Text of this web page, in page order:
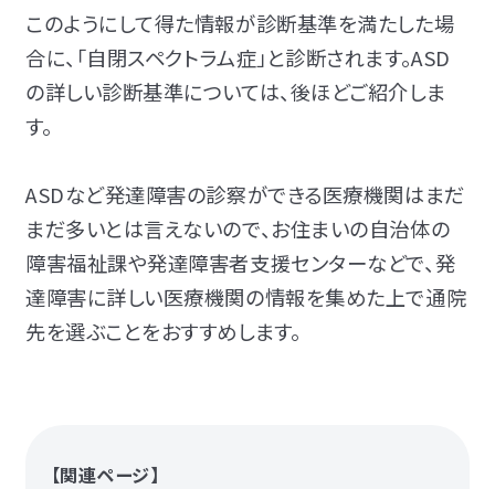
このようにして得た情報が診断基準を満たした場
合に、「自閉スペクトラム症」と診断されます。ASD
の詳しい診断基準については、後ほどご紹介しま
す。
ASDなど発達障害の診察ができる医療機関はまだ
まだ多いとは言えないので、お住まいの自治体の
障害福祉課や発達障害者支援センターなどで、発
達障害に詳しい医療機関の情報を集めた上で通院
先を選ぶことをおすすめします。
【関連ページ】